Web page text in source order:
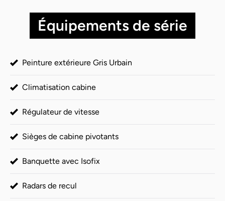
Équipements de série
Peinture extérieure Gris Urbain
Climatisation cabine
Régulateur de vitesse
Sièges de cabine pivotants
Banquette avec Isofix
Radars de recul